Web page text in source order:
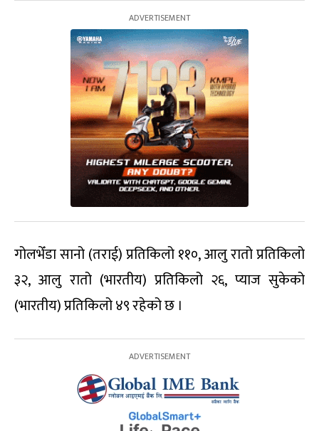
गोलभेँडा सानो (तराई) प्रतिकिलो ११०, आलु रातो प्रतिकिलो
३२, आलु रातो (भारतीय) प्रतिकिलो २६, प्याज सुकेको
(भारतीय) प्रतिकिलो ४९ रहेको छ ।